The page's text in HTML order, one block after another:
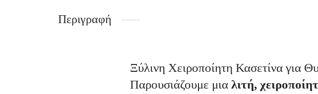
Περιγραφή
Ξύλινη Χειροποίητη Κασετίνα για
Παρουσιάζουμε μια λιτή,